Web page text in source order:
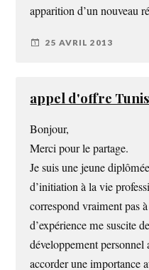
apparition d’un nouveau
25 AVRIL 2013
appel d'offre
Bonjour,
Merci pour le partage.
Je suis une jeune
d’initiation à la vie
correspond vraiment pas
d’expérience me suscite
développement personnel
accorder une importance